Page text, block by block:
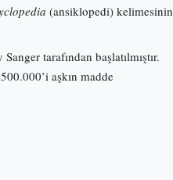
(ansiklopedi) kelimesinin
tarafından başlatılmıştır.
aşkın madde